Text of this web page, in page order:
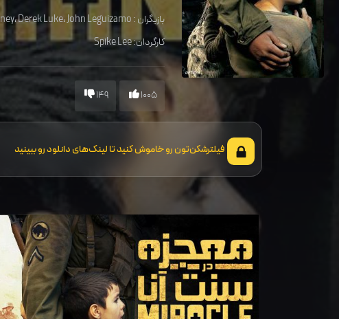
بازیگران : ،Derek Luke،John Leguizamo
کارگردان:Spike Lee
1005
149
فیلترشکن‌تون رو خاموش کنید تا لینک‌های دانلود رو ببینید